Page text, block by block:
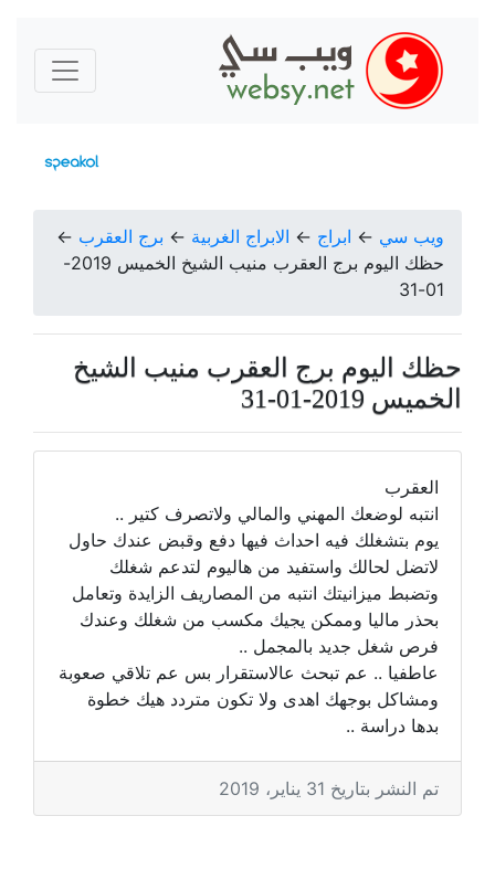
ويب سي ← ابراج ← الابراج الغربية ← برج العقرب ←
حظك اليوم برج العقرب منيب الشيخ الخميس 2019-
01-31
حظك اليوم برج العقرب منيب الشيخ
الخميس 2019-01-31
العقرب
انتبه لوضعك المهني والمالي ولاتصرف كتير ..
يوم بتشغلك فيه احداث فيها دفع وقبض عندك حاول
لاتضل لحالك واستفيد من هاليوم لتدعم شغلك
وتضبط ميزانيتك انتبه من المصاريف الزايدة وتعامل
بحذر ماليا وممكن يجيك مكسب من شغلك وعندك
فرص شغل جديد بالمجمل ..
عاطفيا .. عم تبحث عالاستقرار بس عم تلاقي صعوبة
ومشاكل بوجهك اهدى ولا تكون متردد هيك خطوة
بدها دراسة ..
تم النشر بتاريخ 31 يناير، 2019